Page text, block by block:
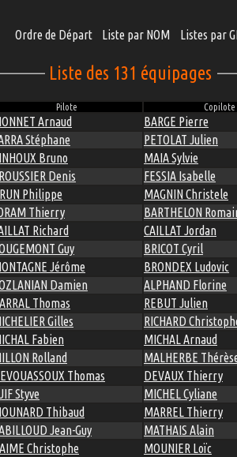
Ordre de Départ Liste par NOM Listes par
Liste des 131 équipages
Pilote Copilote
Arnaud BARGE Pierre
Stéphane PETOLAT Julien
Bruno MAIA Sylvie
Denis FESSIA Isabelle
Philippe MAGNIN Christele
Thierry BARTHELON
Richard CAILLAT Jordan
Guy BRICOT Cyril
Jérôme BRONDEX Ludovic
Damien ALPHAND Florine
Thomas REBUT Julien
Gilles RICHARD
Fabien MICHAL Arnaud
Rolland MALHERBE
Thomas DEVAUX Thierry
Styve MICHEL Cyliane
Thibaud MARREL Thierry
Jean-Guy MATHAIS Alain
Christophe MOUNIER Loïc